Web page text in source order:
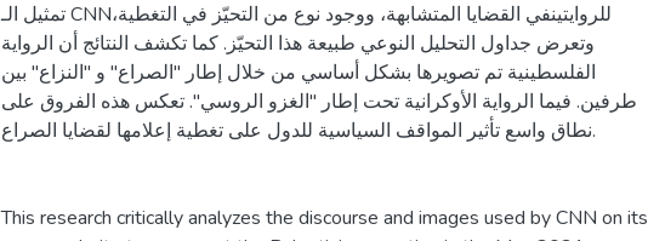
تمثيل الـ CNNللروايتينفي القضايا المتشابهة، ووجود نوع من التحيّز في التغطية،
وتعرض جداول التحليل النوعي طبيعة هذا التحيّز. كما تكشف النتائج أن الرواية
الفلسطينية تم تصويرها بشكل أساسي من خلال إطار "الصراع" و "النزاع" بين
طرفين. فيما الرواية الأوكرانية تحت إطار "الغزو الروسي". تعكس هذه الفروق على
نطاق واسع تأثير المواقف السياسية للدول على تغطية إعلامها لقضايا الصراع.
This research critically analyzes the discourse and images used by CNN on its